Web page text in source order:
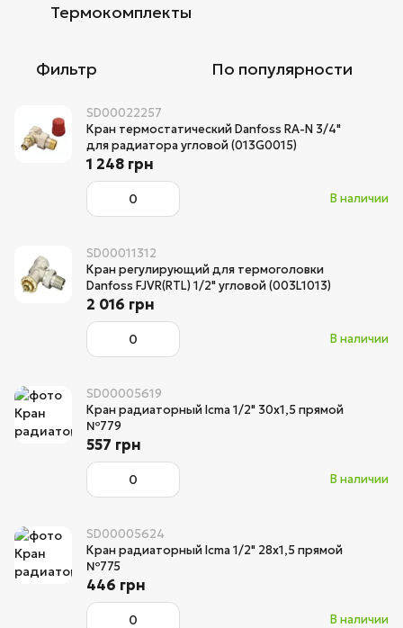
Термокомплекты
Фильтр По популярности
SD00022257
Кран термостатический Danfoss RA-N 3/4"
для радиатора угловой (013G0015)
В наличии
1 248 грн
SD00011312
Кран регулирующий для термоголовки
Danfoss FJVR(RTL) 1/2" угловой (003L1013)
В наличии
2 016 грн
SD00005619
Кран радиаторный Icma 1/2" 30х1,5 прямой
№779
В наличии
557 грн
SD00005624
Кран радиаторный Icma 1/2" 28х1,5 прямой
№775
В наличии
446 грн